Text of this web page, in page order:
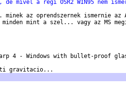
de mivel a regi OSR2 WIN95 nem
az oprendszernek ismernie az
minden mint a szel... vagy az MS
4 - Windows with bullet-proof